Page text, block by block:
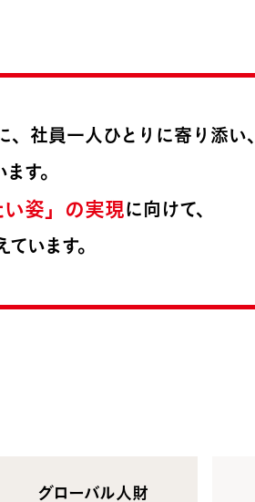
社員一人ひとりに寄り添い、
す。
姿」の実現に向けて、
います。
グローバル人財